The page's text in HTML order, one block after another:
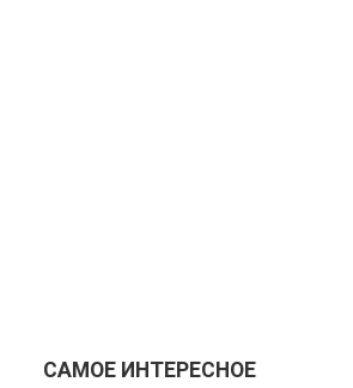
САМОЕ ИНТЕРЕСНОЕ